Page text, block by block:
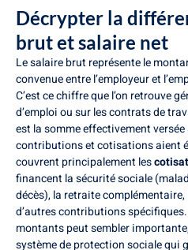
Décrypter la
brut et salaire net
Le salaire brut représente le
convenue entre l’employeur et
C’est ce chiffre que l’on retrouve
d’emploi ou sur les contrats de
est la somme effectivement
contributions et cotisations aient
couvrent principalement les
financent la sécurité sociale
décès), la retraite complémentaire,
d’autres contributions
montants peut sembler
système de protection sociale qui